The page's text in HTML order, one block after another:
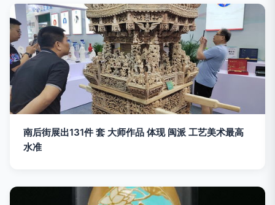
南后街展出131件 套 大师作品 体现 闽派 工艺美术最高
水准